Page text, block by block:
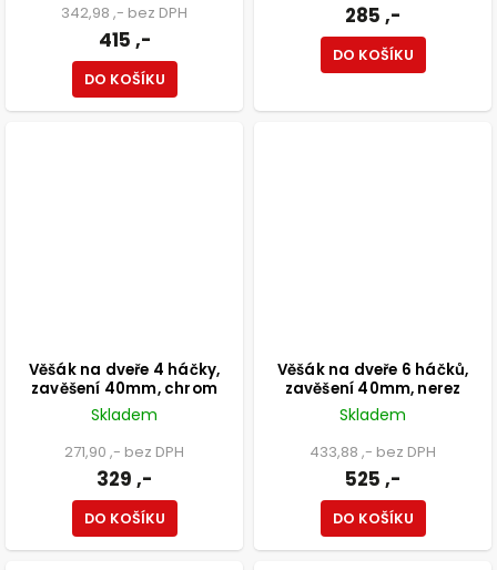
342,98 ,- bez DPH
415 ,-
DO KOŠÍKU
285 ,-
DO KOŠÍKU
Věšák na dveře 4 háčky,
zavěšení 40mm, chrom
Skladem
271,90 ,- bez DPH
329 ,-
DO KOŠÍKU
Věšák na dveře 6 háčků,
zavěšení 40mm, nerez
Skladem
433,88 ,- bez DPH
525 ,-
DO KOŠÍKU